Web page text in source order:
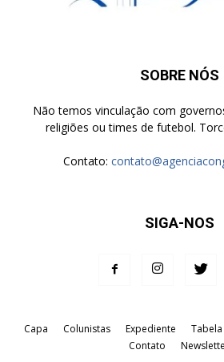
SOBRE NÓS
Não temos vinculação com
religiões ou times de futebol.
Contato:
SIGA-NOS
Capa Colunistas Expediente
Contato